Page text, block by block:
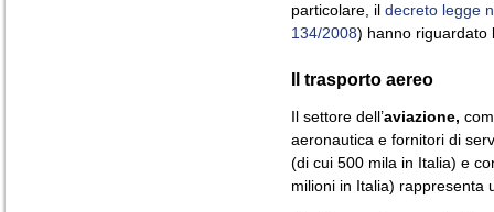
particolare, il decreto legge
134/2008) hanno riguardato
Il trasporto aereo
Il settore dell’aviazione,
aeronautica e fornitori di
(di cui 500 mila in Italia) e
milioni in Italia) rappresenta